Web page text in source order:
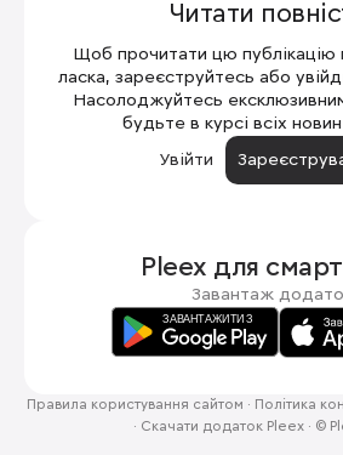
Читати
Щоб прочитати цю публікацію
ласка, зареєструйтесь або
Насолоджуйтесь
будьте в курсі всіх
Увійти
Pleex для
Завантаж
Правила користування сайтом · Політика
· Скачати додаток Pleex · ©